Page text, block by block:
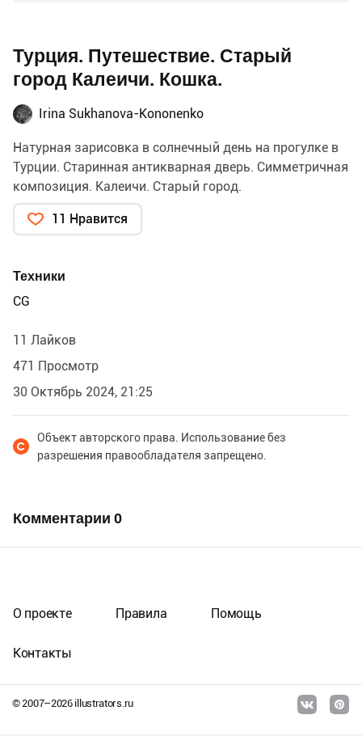
Турция. Путешествие. Старый
город Калеичи. Кошка.
Irina Sukhanova-Kononenko
Натурная зарисовка в солнечный день на прогулке в
Турции. Старинная антикварная дверь. Симметричная
композиция. Калеичи. Старый город.
11 Нравится
Техники
CG
11 Лайков
471 Просмотр
30 Октябрь 2024, 21:25
Объект авторского права. Использование без
разрешения правообладателя запрещено.
Комментарии 0
© 2007–2026illustrators.ru
О проекте Правила Помощь
Контакты